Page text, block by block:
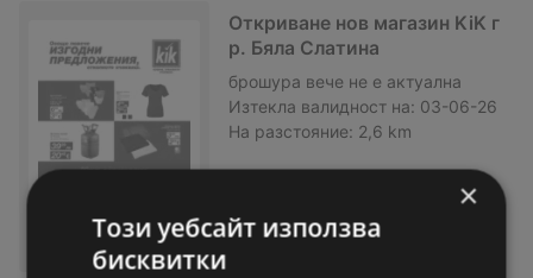
Откриване нов магазин KiK г
р. Бяла Слатина
брошура вече не е актуална
Изтекла валидност на: 03-06-26
На разстояние: 2,6 km
×
Този уебсайт използва
бисквитки